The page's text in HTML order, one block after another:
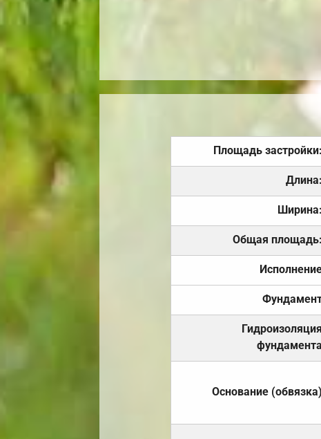
Площадь застройки:
Длина:
Ширина:
Общая площадь:
Гидроизоляция
фундамента
Основание (обвязка)